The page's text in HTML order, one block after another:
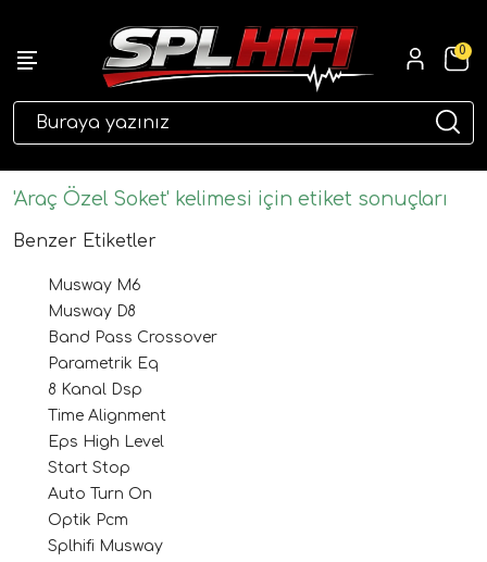
0
'Araç Özel Soket' kelimesi için etiket sonuçları
Benzer Etiketler
Musway M6
Musway D8
Band Pass Crossover
Parametrik Eq
8 Kanal Dsp
Time Alignment
Eps High Level
Start Stop
Auto Turn On
Optik Pcm
Splhifi Musway